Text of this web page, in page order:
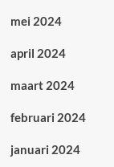
mei 2024
april 2024
maart 2024
februari 2024
januari 2024